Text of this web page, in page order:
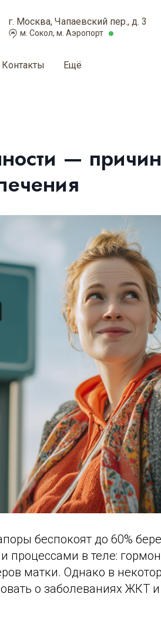
Ещё
Контакты
м. Сокол, м. Аэропорт
г. Москва, Чапаевский пер., д. 3
—
беспокоят до 60%
процессами в теле:
матки. Однако в
о заболеваниях ЖКТ